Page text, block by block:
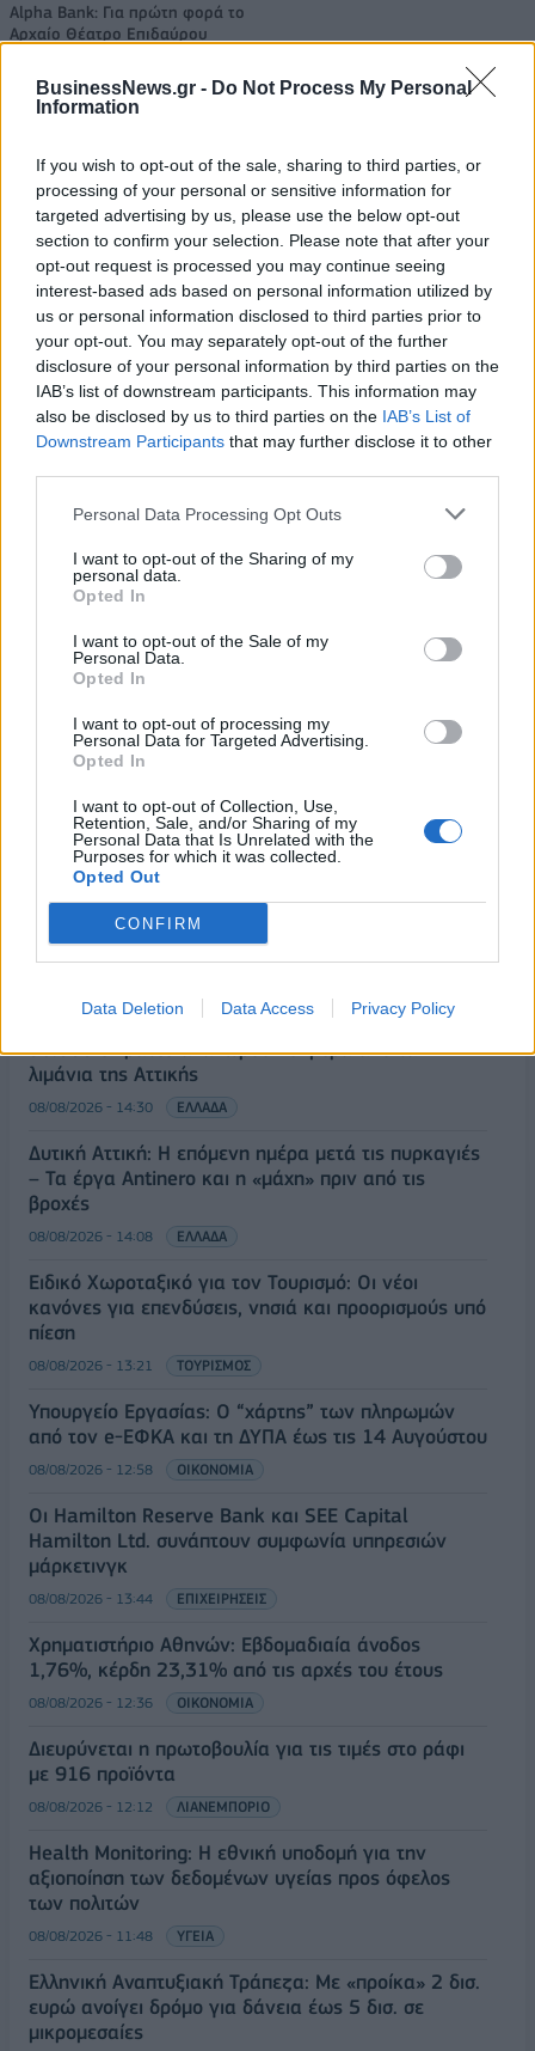
BusinessNews.gr - Do Not Process My Personal
Information
If you wish to opt-out of the sale, sharing to third parties, or
processing of your personal or sensitive information for
targeted advertising by us, please use the below opt-out
section to confirm your selection. Please note that after your
opt-out request is processed you may continue seeing
interest-based ads based on personal information utilized by
us or personal information disclosed to third parties prior to
your opt-out. You may separately opt-out of the further
disclosure of your personal information by third parties on the
IAB’s list of downstream participants. This information may
also be disclosed by us to third parties on the IAB’s List of
Downstream Participants that may further disclose it to other
Personal Data Processing Opt Outs
I want to opt-out of the Sharing of my
personal data.
Opted In
I want to opt-out of the Sale of my
Personal Data.
Opted In
I want to opt-out of processing my
Personal Data for Targeted Advertising.
Opted In
I want to opt-out of Collection, Use,
Retention, Sale, and/or Sharing of my
Personal Data that Is Unrelated with the
Purposes for which it was collected.
Opted Out
CONFIRM
Data Deletion Data Access Privacy Policy
Alpha Bank: Για πρώτη φορά το
Αρχαίο Θέατρο Επιδαύρου
ΠΕΡΙΣΣΌΤΕΡΑ ΣΕ ΑΥΤΉ ΤΗΝ ΚΑΤΗΓΟΡΊΑ
Tesla: Βουτιά 6% της
μετοχής, μετά την
υποβάθμιση και από την
Mat Fashion: Ενδυνάμωσε
την παρουσία της στη
Λετονία - Επίκειται
Βαλτικής
ΡΟΗ ΕΙΔΗΣΕΩΝ
Κορυφώνεται η έξοδος του Αυγούστου – Πάνω από
56.000 επιβάτες αναχωρούν σήμερα από τα
λιμάνια της Αττικής
08/08/2026 - 14:30 ΕΛΛΑΔΑ
Δυτική Αττική: Η επόμενη ημέρα μετά τις πυρκαγιές
– Τα έργα Antinero και η «μάχη» πριν από τις
βροχές
08/08/2026 - 14:08 ΕΛΛΑΔΑ
Ειδικό Χωροταξικό για τον Τουρισμό: Οι νέοι
κανόνες για επενδύσεις, νησιά και προορισμούς υπό
πίεση
08/08/2026 - 13:21 ΤΟΥΡΙΣΜΟΣ
Υπουργείο Εργασίας: Ο “χάρτης” των πληρωμών
από τον e-ΕΦΚΑ και τη ΔΥΠΑ έως τις 14 Αυγούστου
08/08/2026 - 12:58 ΟΙΚΟΝΟΜΙΑ
Οι Hamilton Reserve Bank και SEE Capital
Hamilton Ltd. συνάπτουν συμφωνία υπηρεσιών
μάρκετινγκ
08/08/2026 - 13:44 ΕΠΙΧΕΙΡΗΣΕΙΣ
Χρηματιστήριο Αθηνών: Εβδομαδιαία άνοδος
1,76%, κέρδη 23,31% από τις αρχές του έτους
08/08/2026 - 12:36 ΟΙΚΟΝΟΜΙΑ
Διευρύνεται η πρωτοβουλία για τις τιμές στο ράφι
με 916 προϊόντα
08/08/2026 - 12:12 ΛΙΑΝΕΜΠΟΡΙΟ
Health Monitoring: Η εθνική υποδομή για την
αξιοποίηση των δεδομένων υγείας προς όφελος
των πολιτών
08/08/2026 - 11:48 ΥΓΕΙΑ
Ελληνική Αναπτυξιακή Τράπεζα: Με «προίκα» 2 δισ.
ευρώ ανοίγει δρόμο για δάνεια έως 5 δισ. σε
μικρομεσαίες